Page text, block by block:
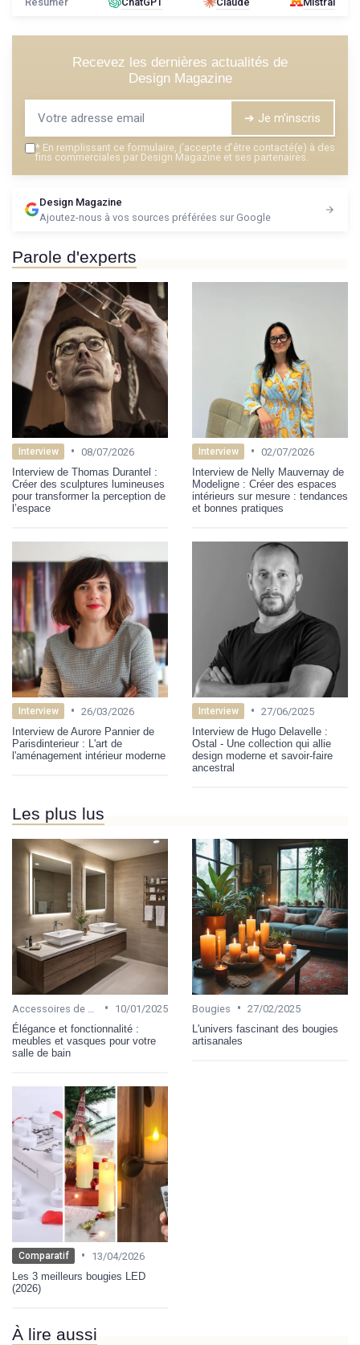
Recevez les dernières actualités de
Design Magazine
➔ Je m'inscris
* En remplissant ce formulaire, j’accepte d’être contacté(e) à des
fins commerciales par Design Magazine et ses partenaires.
Design Magazine
Ajoutez-nous à vos sources préférées sur Google
Parole d'experts
Interview • 08/07/2026
Interview de Thomas Durantel :
Créer des sculptures lumineuses
pour transformer la perception de
l’espace
Interview • 02/07/2026
Interview de Nelly Mauvernay de
Modeligne : Créer des espaces
intérieurs sur mesure : tendances
et bonnes pratiques
Interview • 26/03/2026
Interview de Aurore Pannier de
Parisdinterieur : L'art de
l'aménagement intérieur moderne
Interview • 27/06/2025
Interview de Hugo Delavelle :
Ostal - Une collection qui allie
design moderne et savoir-faire
ancestral
Les plus lus
•
10/01/2025
Élégance et fonctionnalité :
meubles et vasques pour votre
salle de bain
Bougies • 27/02/2025
L'univers fascinant des bougies
artisanales
Comparatif •
13/04/2026
Les 3 meilleurs bougies LED
(2026)
À lire aussi